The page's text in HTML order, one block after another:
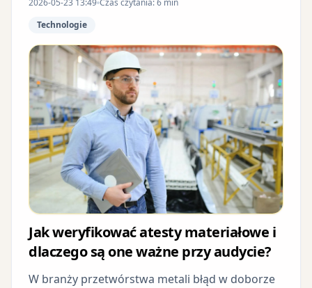
2026-05-23 13:49 Czas czytania: 6 min
Technologie
Jak weryfikować atesty materiałowe i
dlaczego są one ważne przy audycie?
W branży przetwórstwa metali błąd w doborze